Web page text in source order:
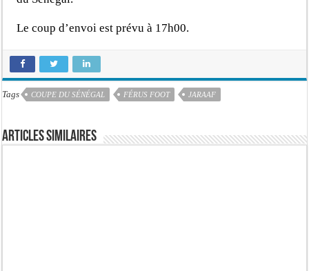
Le coup d’envoi est prévu à 17h00.
Tags COUPE DU SÉNÉGAL FÉRUS FOOT JARAAF
Articles similaires